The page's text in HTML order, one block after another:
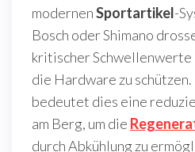
modernenSportartikel-
Bosch oder Shimano
kritischer Schwellenwerte
die Hardware zu
bedeutet dies eine
am Berg, um die
durch Abkühlung zu